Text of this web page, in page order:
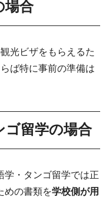
場合
光ビザをもらえるた
ば特に事前の準備は
ゴ留学の場合
学・タンゴ留学では正
めの書類を学校側が用